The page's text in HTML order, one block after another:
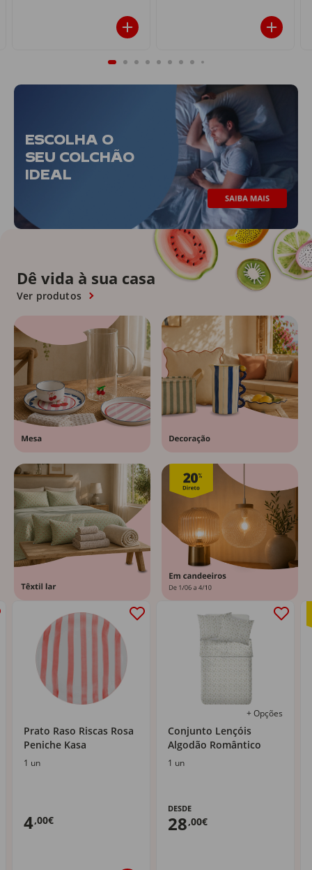
ESCOLHA O
SEU COLCHÃO
IDEAL
Dê vida à sua casa
Ver produtos
Prato Raso Riscas Rosa
Peniche Kasa
1 un
4,00€
+ Opções
Conjunto Lençóis
Algodão Romântico
1 un
DESDE
28,00€